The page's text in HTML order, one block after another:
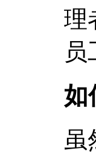
理
如
虽